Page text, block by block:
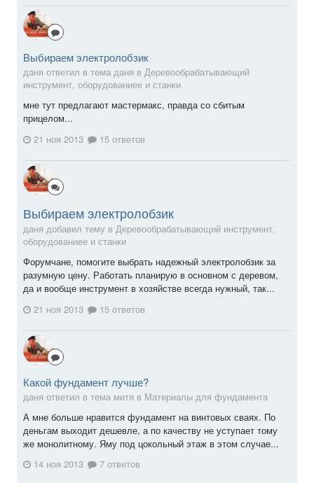
Выбираем электролобзик
даня ответил в тема даня в Деревообрабатывающий
инструмент, оборудованиее и станки
мне тут предлагают мастермакс, правда со сбитым
прицелом...
21 ноя 2013
15 ответов
Выбираем электролобзик
даня добавил тему в Деревообрабатывающий инструмент,
оборудованиее и станки
Форумчане, помогите выбрать надежный электролобзик за
разумную цену. Работать планирую в основном с деревом,
да и вообще инструмент в хозяйстве всегда нужный, так...
21 ноя 2013
15 ответов
Какой фундамент лучше?
даня ответил в тема митя в Материалы для фундамента
А мне больше нравится фундамент на винтовых сваях. По
деньгам выходит дешевле, а по качеству не уступает тому
же монолитному. Яму под цокольный этаж в этом случае...
14 ноя 2013
7 ответов